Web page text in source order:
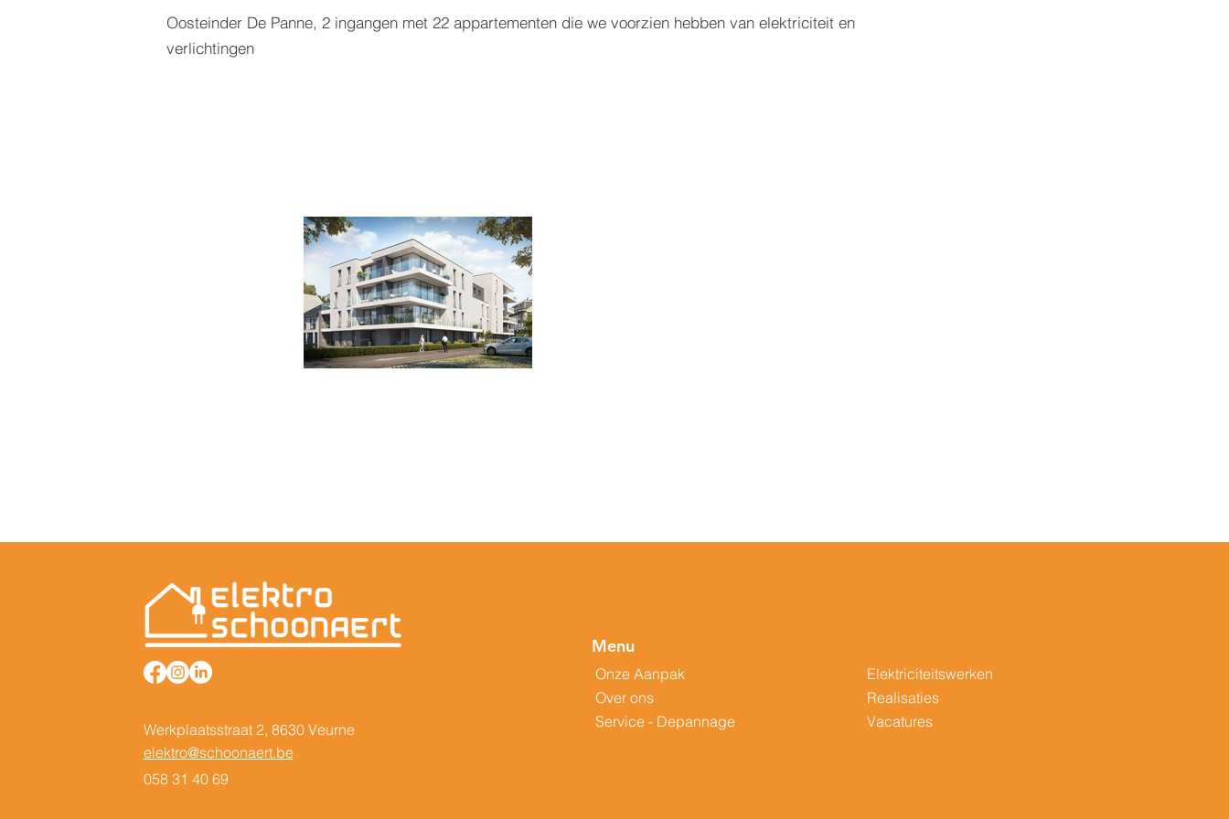
Oosteinder De Panne, 2 ingangen met 22 appartementen die we voorzien hebben van elektriciteit en
verlichtingen
Werkplaatsstraat 2, 8630 Veurne
elektro@schoonaert.be
058 31 40 69
Menu
Onze Aanpak
Elektriciteitswerken
Over ons
Realisaties
Service - Depannage
Vacatures